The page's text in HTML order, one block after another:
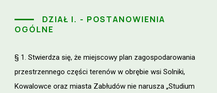
DZIAŁ I. - POSTANOWIENIA
OGÓLNE
§ 1. Stwierdza się, że miejscowy plan zagospodarowania
przestrzennego części terenów w obrębie wsi Solniki,
Kowalowce oraz miasta Zabłudów nie narusza „Studium